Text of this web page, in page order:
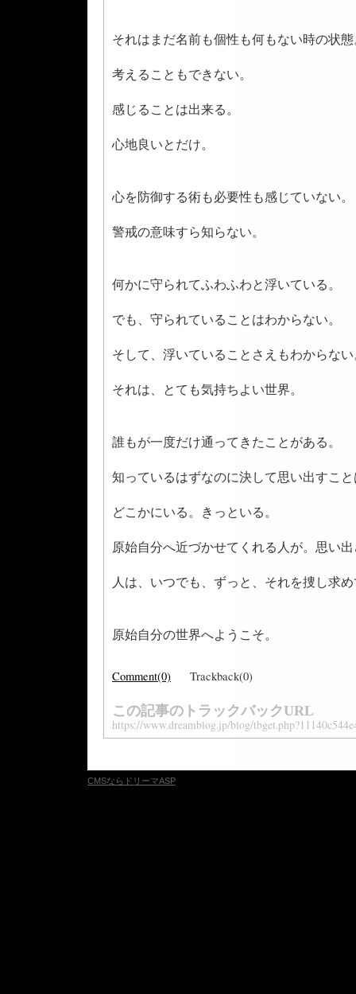
それはまだ名前も個性も何もない時の状
考えることもできない。
感じることは出来る。
心地良いとだけ。
心を防御する術も必要性も感じていない。
警戒の意味すら知らない。
何かに守られてふわふわと浮いている。
でも、守られていることはわからない。
そして、浮いていることさえもわからな
それは、とても気持ちよい世界。
誰もが一度だけ通ってきたことがある。
知っているはずなのに決して思い出すこ
どこかにいる。きっといる。
原始自分へ近づかせてくれる人が。思い
人は、いつでも、ずっと、それを捜し求
原始自分の世界へようこそ。
Comment(0) Trackback(0)
この記事のトラックバックURL
https://www.dreamblog.jp/blog/
CMSならドリーマASP